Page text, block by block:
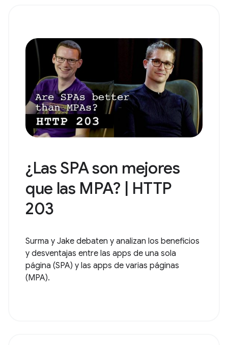
¿Las SPA son mejores
que las MPA? | HTTP
203
Surma y Jake debaten y analizan los beneficios
y desventajas entre las apps de una sola
página (SPA) y las apps de varias páginas
(MPA).